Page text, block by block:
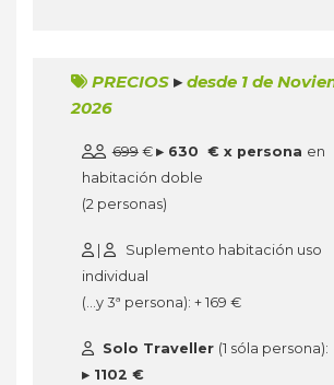
PRECIOS ▸ desde 1 de
2026
699€ ▸ 630 € x persona en
habitación doble
(2 personas)
|
Suplemento habitación uso
individual
(…y 3ª persona): + 169 €
Solo Traveller (1 sóla persona):
▸ 1102 €